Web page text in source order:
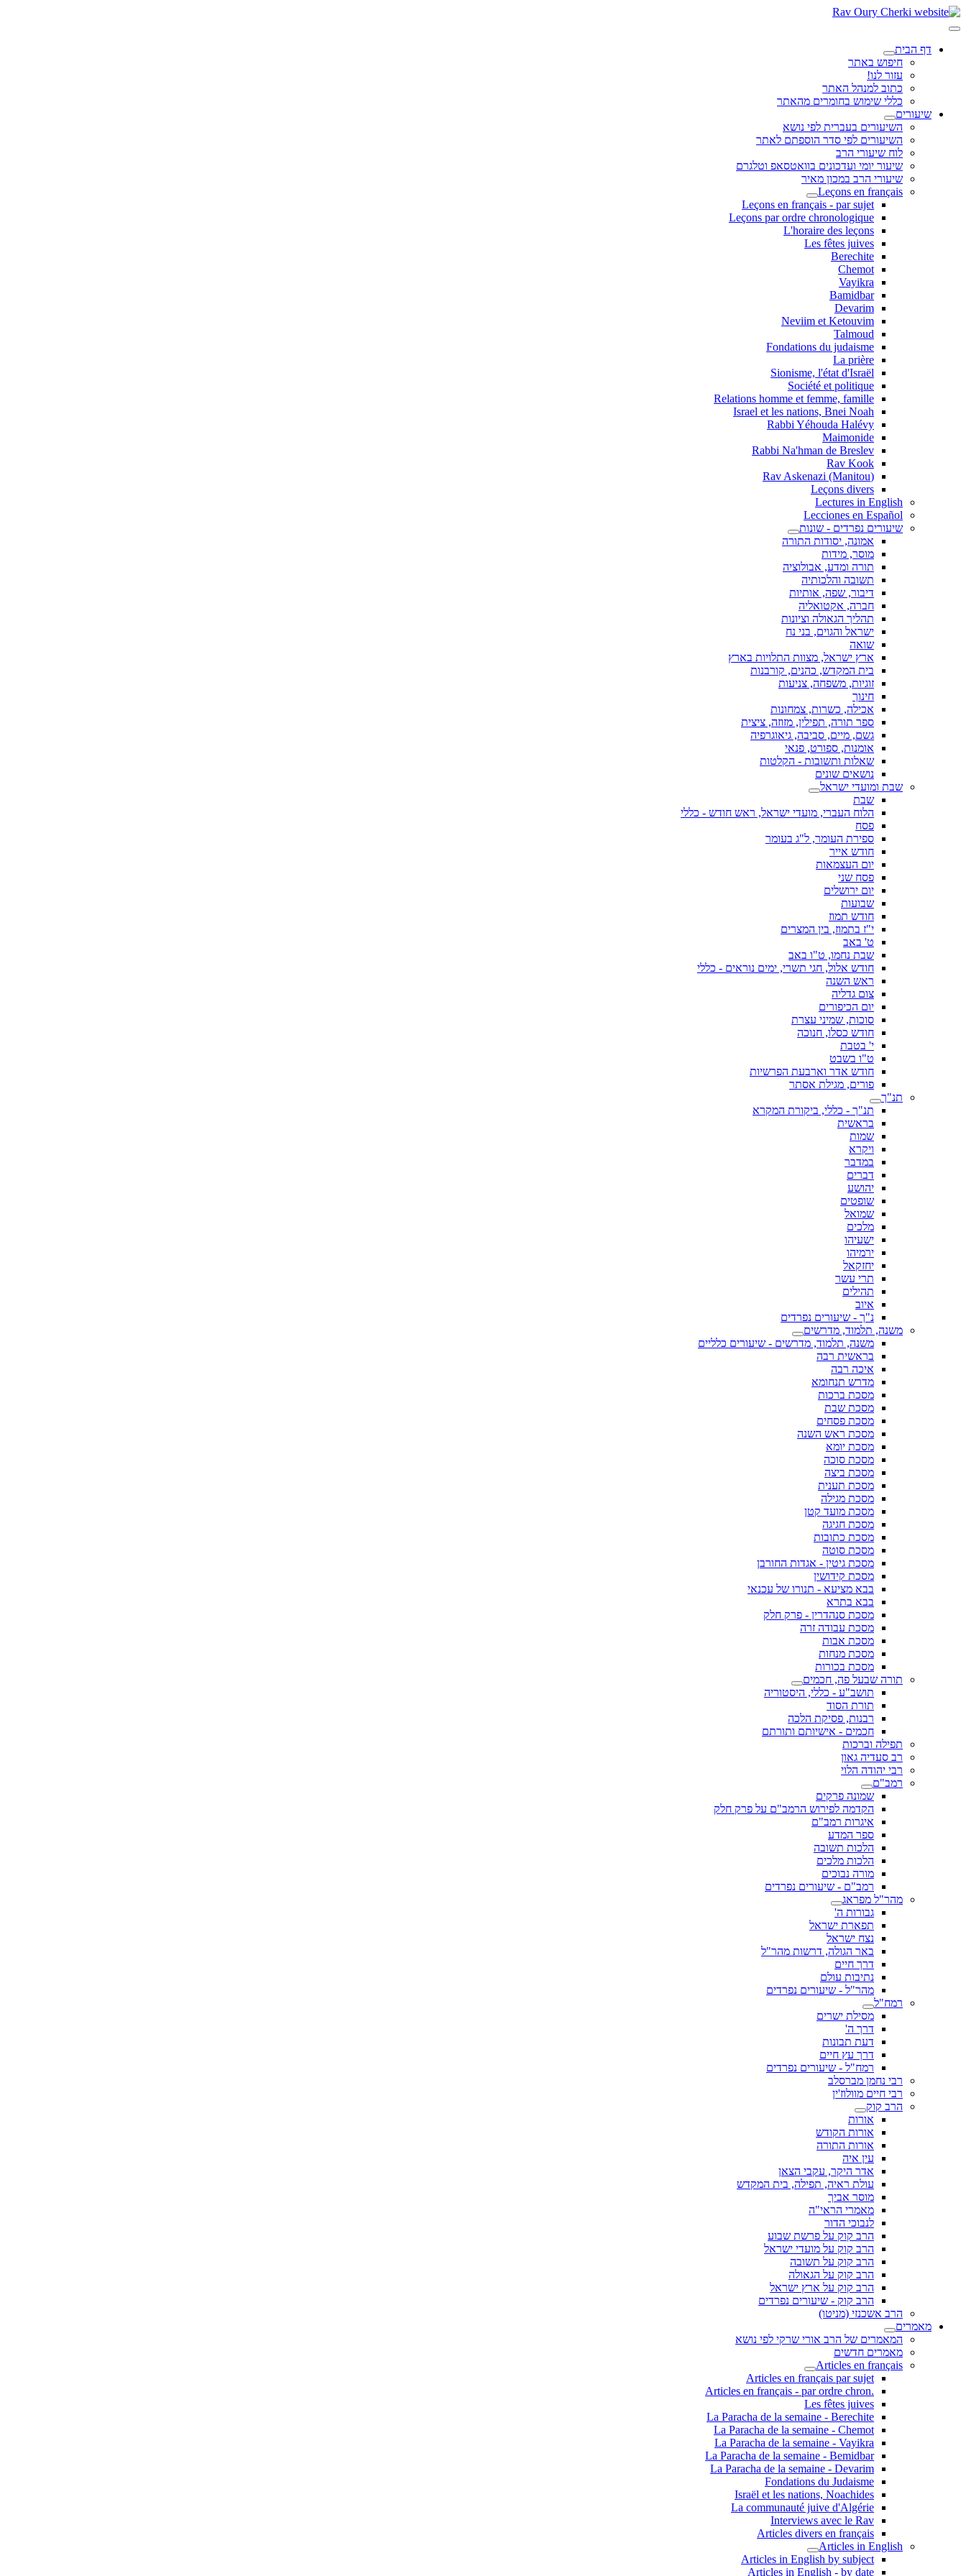
דף הבית
חיפוש באתר
עזור לנו!
כתוב למנהל האתר
כללי שימוש בחומרים מהאתר
שיעורים
השיעורים בעברית לפי נושא
השיעורים לפי סדר הוספתם לאתר
לוח שיעורי הרב
שיעור יומי ועדכונים בוואטסאפ וטלגרם
שיעורי הרב במכון מאיר
Leçons en français
Leçons en français - par sujet
Leçons par ordre chronologique
L'horaire des leçons
Les fêtes juives
Berechite
Chemot
Vayikra
Bamidbar
Devarim
Neviim et Ketouvim
Talmoud
Fondations du judaisme
La prière
Sionisme, l'état d'Israël
Société et politique
Relations homme et femme, famille
Israel et les nations, Bnei Noah
Rabbi Yéhouda Halévy
Maimonide
Rabbi Na'hman de Breslev
Rav Kook
(Rav Askenazi (Manitou
Leçons divers
Lectures in English
Lecciones en Español
שיעורים נפרדים - שונות
אמונה, יסודות התורה
מוסר, מידות
תורה ומדע, אבולוציה
תשובה והלכותיה
דיבור, שפה, אותיות
חברה, אקטואליה
תהליך הגאולה וציונות
ישראל והגוים, בני נח
שואה
ארץ ישראל, מצוות התלויות בארץ
בית המקדש, כהנים, קורבנות
זוגיות, משפחה, צניעות
חינוך
אכילה, כשרות, צמחונות
ספר תורה, תפילין, מזוזה, ציצית
גשם, מיים, סביבה, גיאוגרפיה
אומנות, ספורט, פנאי
שאלות ותשובות - הקלטות
נושאים שונים
שבת ומועדי ישראל
שבת
הלוח העברי, מועדי ישראל, ראש חודש - כללי
פסח
ספירת העומר, ל"ג בעומר
חודש אייר
יום העצמאות
פסח שני
יום ירושלים
שבועות
חודש תמוז
י"ז בתמוז, בין המצרים
ט' באב
שבת נחמו, ט"ו באב
חודש אלול, חגי תשרי, ימים נוראים - כללי
ראש השנה
צום גדליה
יום הכיפורים
סוכות, שמיני עצרת
חודש כסלו, חנוכה
י' בטבת
ט"ו בשבט
חודש אדר וארבעת הפרשיות
פורים, מגילת אסתר
תנ"ך
תנ"ך - כללי, ביקורת המקרא
בראשית
שמות
ויקרא
במדבר
דברים
יהושע
שופטים
שמואל
מלכים
ישעיהו
ירמיהו
יחזקאל
תרי עשר
תהילים
איוב
נ"ך - שיעורים נפרדים
משנה, תלמוד, מדרשים
משנה, תלמוד, מדרשים - שיעורים כלליים
בראשית רבה
איכה רבה
מדרש תנחומא
מסכת ברכות
מסכת שבת
מסכת פסחים
מסכת ראש השנה
מסכת יומא
מסכת סוכה
מסכת ביצה
מסכת תענית
מסכת מגילה
מסכת מועד קטן
מסכת חגיגה
מסכת כתובות
מסכת סוטה
מסכת גיטין - אגדות החורבן
מסכת קידושין
בבא מציעא - תנורו של עכנאי
בבא בתרא
מסכת סנהדרין - פרק חלק
מסכת עבודה זרה
מסכת אבות
מסכת מנחות
מסכת בכורות
תורה שבעל פה, חכמים
תושב"ע - כללי, היסטוריה
תורת הסוד
רבנות, פסיקת הלכה
חכמים - אישיותם ותורתם
תפילה וברכות
רב סעדיה גאון
רבי יהודה הלוי
רמב"ם
שמונה פרקים
הקדמה לפירוש הרמב"ם על פרק חלק
איגרות רמב"ם
ספר המדע
הלכות תשובה
הלכות מלכים
מורה נבוכים
רמב"ם - שיעורים נפרדים
מהר"ל מפראג
גבורות ה'
תפארת ישראל
נצח ישראל
באר הגולה, דרשות מהר"ל
דרך חיים
נתיבות עולם
מהר"ל - שיעורים נפרדים
רמח"ל
מסילת ישרים
דרך ה'
דעת תבונות
דרך עץ חיים
רמח"ל - שיעורים נפרדים
רבי נחמן מברסלב
רבי חיים מוולוז'ין
הרב קוק
אורות
אורות הקודש
אורות התורה
עין איה
אדר היקר, עקבי הצאן
עולת ראיה, תפילה, בית המקדש
מוסר אביך
מאמרי הראי"ה
לנבוכי הדור
הרב קוק על פרשת שבוע
הרב קוק על מועדי ישראל
הרב קוק על תשובה
הרב קוק על הגאולה
הרב קוק על ארץ ישראל
הרב קוק - שיעורים נפרדים
הרב אשכנזי (מניטו)
מאמרים
המאמרים של הרב אורי שרקי לפי נושא
מאמרים חדשים
Articles en français
Articles en français par sujet
.Articles en français - par ordre chron
Les fêtes juives
La Paracha de la semaine - Berechite
La Paracha de la semaine - Chemot
La Paracha de la semaine - Vayikra
La Paracha de la semaine - Bemidbar
La Paracha de la semaine - Devarim
Fondations du Judaisme
Israël et les nations, Noachides
La communauté juive d'Algérie
Interviews avec le Rav
Articles divers en français
Articles in English
Articles in English by subject
Articles in English - by date